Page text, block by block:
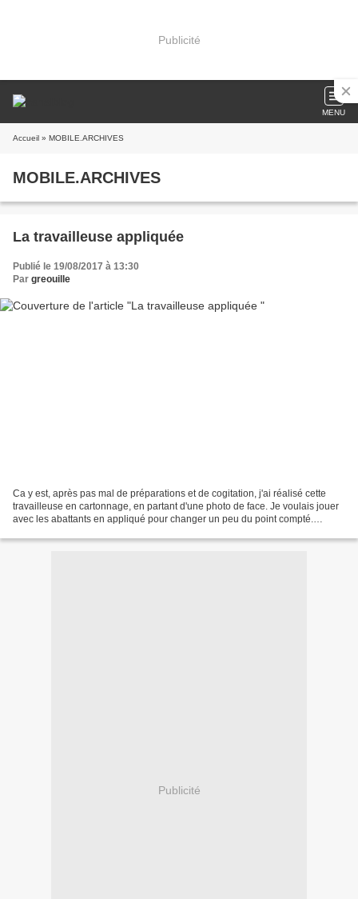
Publicité
MENU
Accueil » MOBILE.ARCHIVES
MOBILE.ARCHIVES
La travailleuse appliquée
Publié le 19/08/2017 à 13:30
Par greouille
Ca y est, après pas mal de préparations et de cogitation, j'ai réalisé cette
travailleuse en cartonnage, en partant d'une photo de face. Je voulais jouer
avec les abattants en appliqué pour changer un peu du point compté.
Publicité